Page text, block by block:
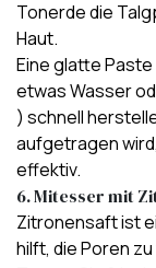
Tonerde die
Haut.
Eine glatte
etwas Wasser
) schnell
aufgetragen
effektiv.
6. Mitesser mit
Zitronensaft ist
hilft, die Poren